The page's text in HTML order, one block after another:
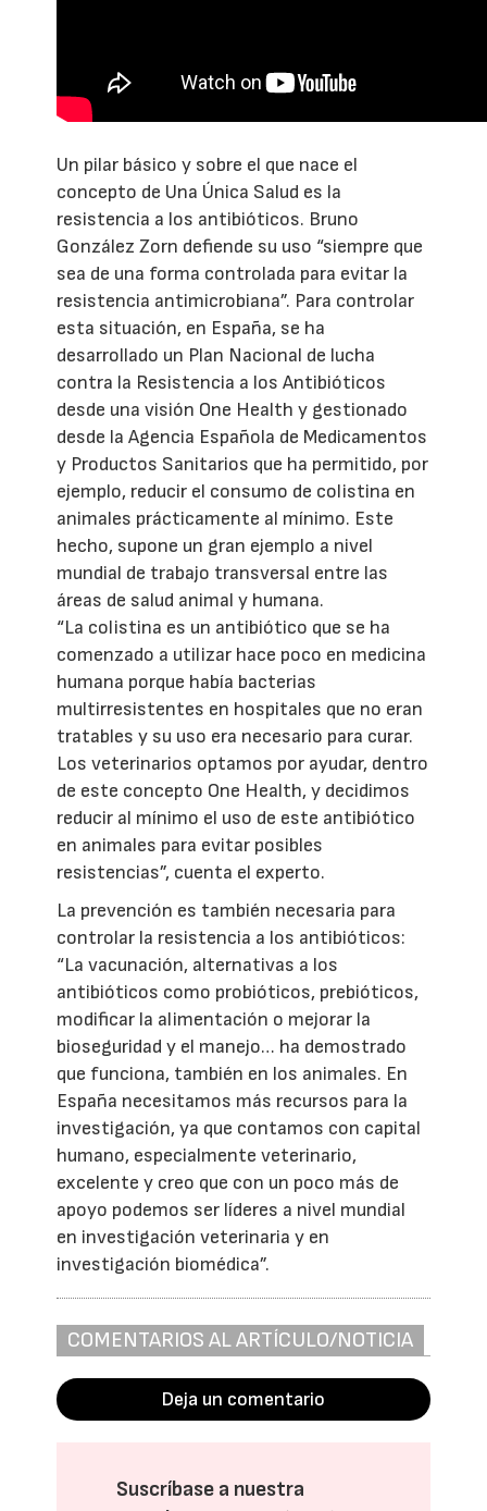
Un pilar básico y sobre el que nace el
concepto de Una Única Salud es la
resistencia a los antibióticos. Bruno
González Zorn defiende su uso “siempre que
sea de una forma controlada para evitar la
resistencia antimicrobiana”. Para controlar
esta situación, en España, se ha
desarrollado un Plan Nacional de lucha
contra la Resistencia a los Antibióticos
desde una visión One Health y gestionado
desde la Agencia Española de Medicamentos
y Productos Sanitarios que ha permitido, por
ejemplo, reducir el consumo de colistina en
animales prácticamente al mínimo. Este
hecho, supone un gran ejemplo a nivel
mundial de trabajo transversal entre las
áreas de salud animal y humana.
“La colistina es un antibiótico que se ha
comenzado a utilizar hace poco en medicina
humana porque había bacterias
multirresistentes en hospitales que no eran
tratables y su uso era necesario para curar.
Los veterinarios optamos por ayudar, dentro
de este concepto One Health, y decidimos
reducir al mínimo el uso de este antibiótico
en animales para evitar posibles
resistencias”, cuenta el experto.
La prevención es también necesaria para
controlar la resistencia a los antibióticos:
“La vacunación, alternativas a los
antibióticos como probióticos, prebióticos,
modificar la alimentación o mejorar la
bioseguridad y el manejo… ha demostrado
que funciona, también en los animales. En
España necesitamos más recursos para la
investigación, ya que contamos con capital
humano, especialmente veterinario,
excelente y creo que con un poco más de
apoyo podemos ser líderes a nivel mundial
en investigación veterinaria y en
investigación biomédica”.
COMENTARIOS AL ARTÍCULO/NOTICIA
Deja un comentario
Suscríbase a nuestra